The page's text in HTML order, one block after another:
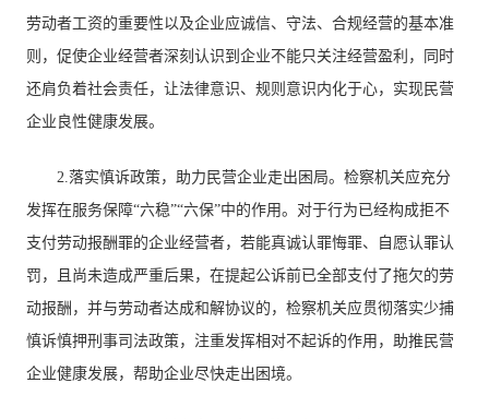
劳动者工资的重要性以及企业应诚信、守法、合规经营的基本准
则，促使企业经营者深刻认识到企业不能只关注经营盈利，同时
还肩负着社会责任，让法律意识、规则意识内化于心，实现民营
企业良性健康发展。
2.落实慎诉政策，助力民营企业走出困局。检察机关应充分
发挥在服务保障“六稳”“六保”中的作用。对于行为已经构成拒不
支付劳动报酬罪的企业经营者，若能真诚认罪悔罪、自愿认罪认
罚，且尚未造成严重后果，在提起公诉前已全部支付了拖欠的劳
动报酬，并与劳动者达成和解协议的，检察机关应贯彻落实少捕
慎诉慎押刑事司法政策，注重发挥相对不起诉的作用，助推民营
企业健康发展，帮助企业尽快走出困境。